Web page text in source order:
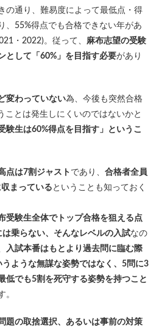
の通り、難易度によって最低点・得
、55%得点でも合格できない年があ
・2022)。従って、 麻布志望の受験
として「60%」を目指す必要があり
変わっていない為、今後も突然合格
ことは発生しにくいのではないかと
験生は60%得点を目指す」というこ
点は7割ジャスト であり、 合格者全員
まっている ということも知っておく
受験生全体でトップ合格を狙える点
乗らない、そんなレベルの入試なの
入試本番はもとより過去問に臨む際
ような無謀な姿勢ではなく、5問に3
低でも5割を死守する姿勢を持つこと
。
題の取捨選択、あるいは事前の対策